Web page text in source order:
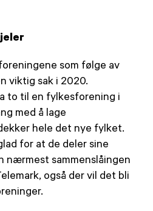
som følge av
viktig sak i 2020.
to til en fylkesforening i
med å lage
hele det nye fylket.
for at de deler sine
nærmest sammenslåingen
også der vil det bli